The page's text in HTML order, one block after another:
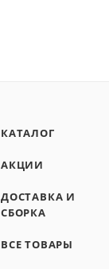
КАТАЛОГ
АКЦИИ
ДОСТАВКА И
СБОРКА
ВСЕ ТОВАРЫ